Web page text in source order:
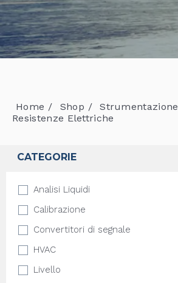
BLOG
LAVORA CON NOI
Home Shop Strumentazione
Resistenze Elettriche
CATEGORIE
Analisi Liquidi
Calibrazione
Convertitori di segnale
HVAC
Livello